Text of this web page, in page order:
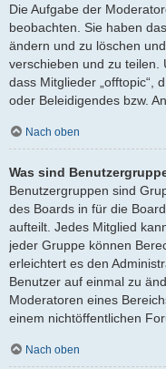
Die Aufgabe der
beobachten. Sie haben
ändern und zu löschen
verschieben und zu teilen.
dass Mitglieder „offtopic“,
oder Beleidigendes bzw.
Nach oben
Was sind
Benutzergruppen sind
des Boards in für die
aufteilt. Jedes Mitglied
jeder Gruppe können
erleichtert es den
Benutzer auf einmal zu
Moderatoren eines
einem nichtöffentlichen
Nach oben